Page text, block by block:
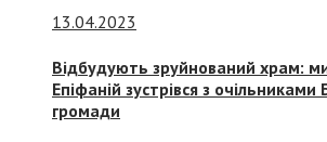
13.04.2023
Відбудують зруйнований храм:
Епіфаній зустрівся з очільниками
громади